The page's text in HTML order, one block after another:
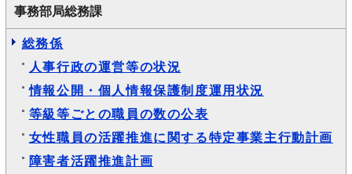
事務部局総務課
総務係
人事行政の運営等の状況
情報公開・個人情報保護制度運用状況
等級等ごとの職員の数の公表
女性職員の活躍推進に関する特定事業主行動計画
障害者活躍推進計画